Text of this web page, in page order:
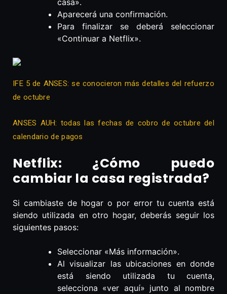
casa».
Aparecerá una confirmación.
Para finalizar se deberá seleccionar
«Continuar a Netflix».
IFE 5 de ANSES: se conocieron más detalles del refuerzo
de octubre
ANSES AUH: todas las fechas de cobro de octubre del
calendario de pagos
Netflix: ¿Cómo puedo
cambiar la casa registrada?
Si cambiaste de hogar o por error tu cuenta está
siendo utilizada en otro hogar, deberás seguir los
siguientes pasos:
Seleccionar «Más información».
Al visualizar las ubicaciones en donde
está siendo utilizada tu cuenta,
selecciona «ver aquí» junto al nombre